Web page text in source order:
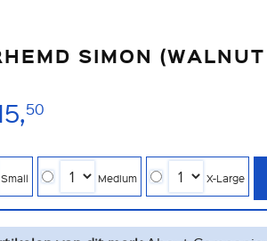
SIMON
50
Small Medium X-Large